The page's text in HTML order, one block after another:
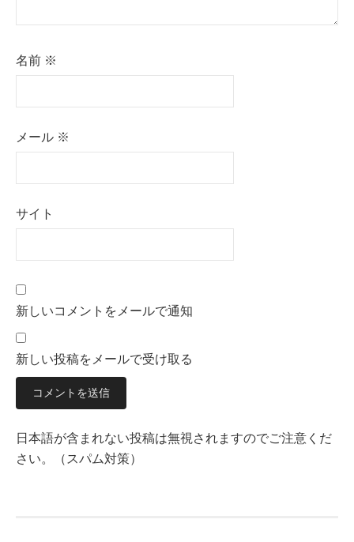
名前 ※
メール ※
サイト
新しいコメントをメールで通知
新しい投稿をメールで受け取る
日本語が含まれない投稿は無視されますのでご注意くだ
さい。（スパム対策）